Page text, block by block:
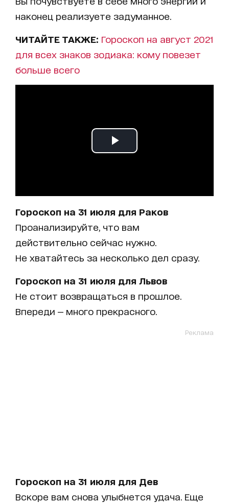
наконец реализуете задуманное.
ЧИТАЙТЕ ТАКЖЕ: Гороскоп на август 2021
для всех знаков зодиака: кому повезет
больше всего
Гороскоп на 31 июля для Раков
Проанализируйте, что вам
действительно сейчас нужно.
Не хватайтесь за несколько дел сразу.
Гороскоп на 31 июля для Львов
Не стоит возвращаться в прошлое.
Впереди — много прекрасного.
Реклама
Гороскоп на 31 июля для Дев
Вскоре вам снова улыбнется удача. Еще